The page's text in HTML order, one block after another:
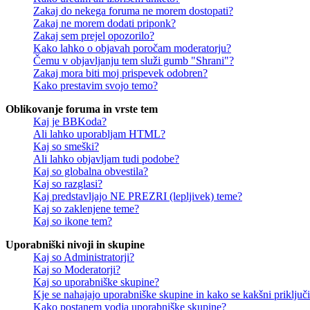
Zakaj do nekega foruma ne morem dostopati?
Zakaj ne morem dodati priponk?
Zakaj sem prejel opozorilo?
Kako lahko o objavah poročam moderatorju?
Čemu v objavljanju tem služi gumb "Shrani"?
Zakaj mora biti moj prispevek odobren?
Kako prestavim svojo temo?
Oblikovanje foruma in vrste tem
Kaj je BBKoda?
Ali lahko uporabljam HTML?
Kaj so smeški?
Ali lahko objavljam tudi podobe?
Kaj so globalna obvestila?
Kaj so razglasi?
Kaj predstavljajo NE PREZRI (lepljivek) teme?
Kaj so zaklenjene teme?
Kaj so ikone tem?
Uporabniški nivoji in skupine
Kaj so Administratorji?
Kaj so Moderatorji?
Kaj so uporabniške skupine?
Kje se nahajajo uporabniške skupine in kako se kakšni
Kako postanem vodja uporabniške skupine?